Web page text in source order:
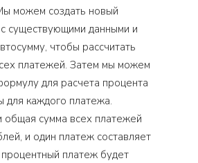
можем создать новый
существующими данными и
чтобы рассчитать
платежей. Затем мы можем
для расчета процента
для каждого платежа.
общая сумма всех платежей
и один платеж составляет
платеж будет